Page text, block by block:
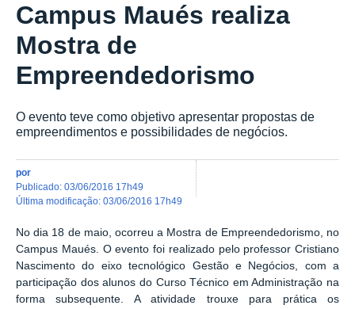
Campus Maués realiza
Mostra de
Empreendedorismo
O evento teve como objetivo apresentar propostas de
empreendimentos e possibilidades de negócios.
por
publicado: 03/06/2016 17h49
última modificação: 03/06/2016 17h49
No dia 18 de maio, ocorreu a Mostra de Empreendedorismo, no
Campus Maués. O evento foi realizado pelo professor Cristiano
Nascimento do eixo tecnológico Gestão e Negócios, com a
participação dos alunos do Curso Técnico em Administração na
forma subsequente. A atividade trouxe para prática os